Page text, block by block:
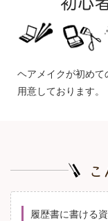
ヘアメイクが初め
用意しております。
履歴書に書ける